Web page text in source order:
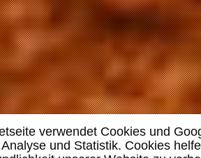
verwendet Cookies und
und Statistik. Cookies